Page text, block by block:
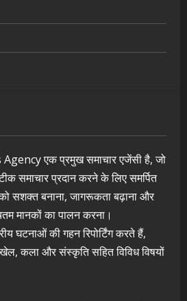
एक प्रमुख समाचार एजेंसी है, जो
समाचार प्रदान करने के लिए समर्पित
सशक्त बनाना, जागरूकता बढ़ाना और
मानकों का पालन करना।
घटनाओं की गहन रिपोर्टिंग करते हैं,
खेल, कला और संस्कृति सहित विविध विषयों